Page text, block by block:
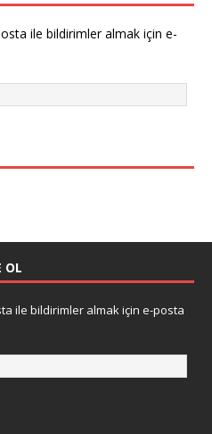
ile bildirimler almak için e-
OL
ile bildirimler almak için e-posta